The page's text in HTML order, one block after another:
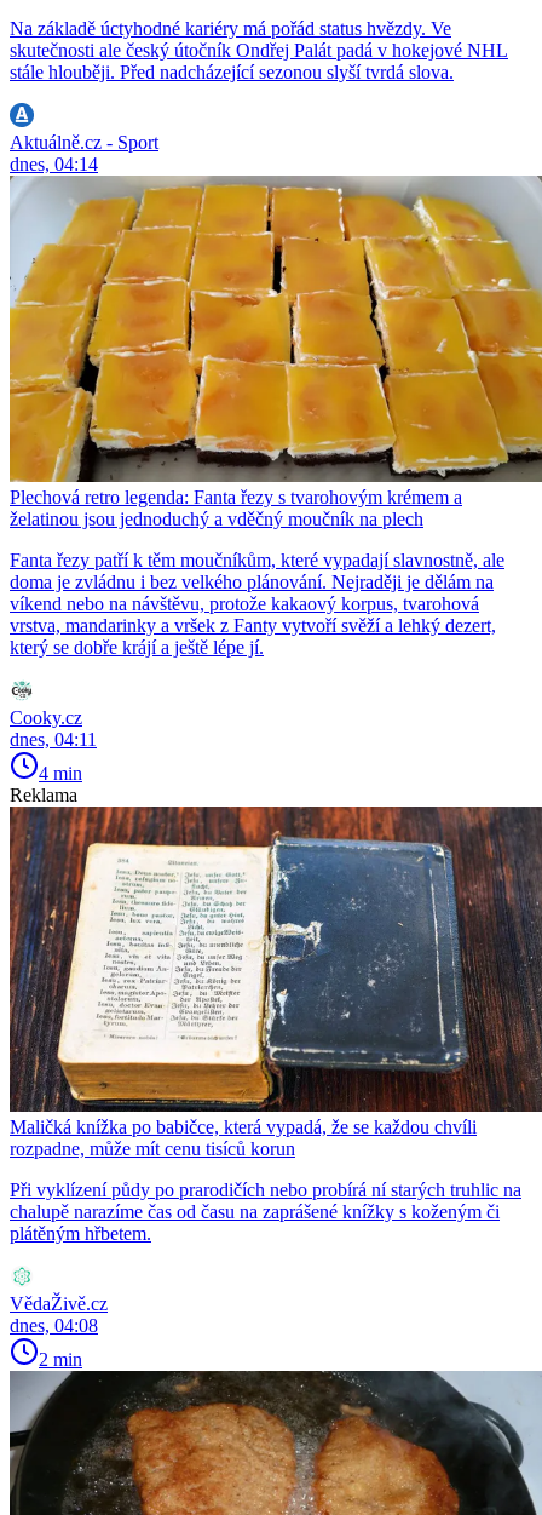
Na základě úctyhodné kariéry má pořád status hvězdy. Ve
skutečnosti ale český útočník Ondřej Palát padá v hokejové NHL
stále hlouběji. Před nadcházející sezonou slyší tvrdá slova.
Aktuálně.cz - Sport
dnes, 04:14
Plechová retro legenda: Fanta řezy s tvarohovým krémem a
želatinou jsou jednoduchý a vděčný moučník na plech
Fanta řezy patří k těm moučníkům, které vypadají slavnostně, ale
doma je zvládnu i bez velkého plánování. Nejraději je dělám na
víkend nebo na návštěvu, protože kakaový korpus, tvarohová
vrstva, mandarinky a vršek z Fanty vytvoří svěží a lehký dezert,
který se dobře krájí a ještě lépe jí.
Cooky.cz
dnes, 04:11
4 min
Reklama
Maličká knížka po babičce, která vypadá, že se každou chvíli
rozpadne, může mít cenu tisíců korun
Při vyklízení půdy po prarodičích nebo probírá ní starých truhlic na
chalupě narazíme čas od času na zaprášené knížky s koženým či
plátěným hřbetem.
VědaŽivě.cz
dnes, 04:08
2 min